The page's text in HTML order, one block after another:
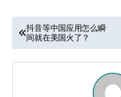
章
导
抖音等中国应用怎么瞬
间就在美国火了？